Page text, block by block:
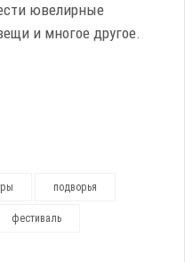
ювелирные
и многое другое.
подворья
фестиваль